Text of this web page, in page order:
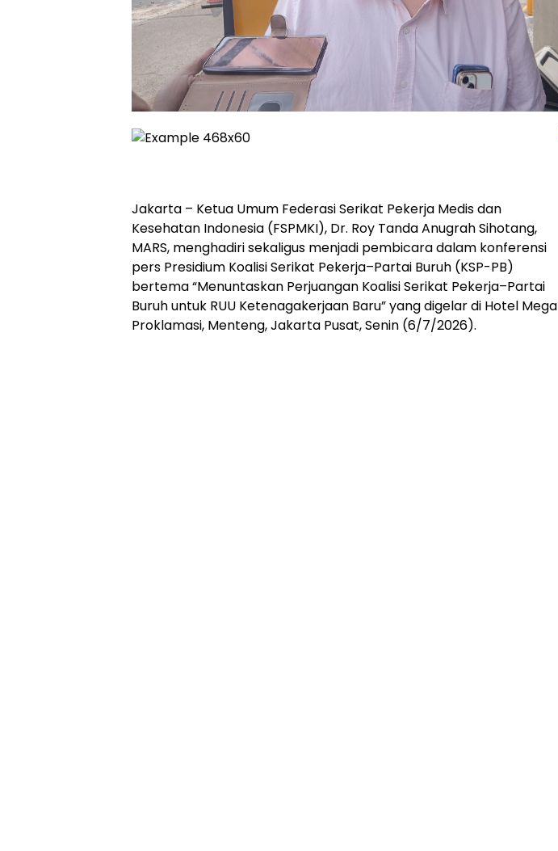
Jakarta – Ketua Umum Federasi Serikat Pekerja Medis dan
Kesehatan Indonesia (FSPMKI), Dr. Roy Tanda Anugrah Sihotang,
MARS, menghadiri sekaligus menjadi pembicara dalam konferensi
pers Presidium Koalisi Serikat Pekerja–Partai Buruh (KSP-PB)
bertema “Menuntaskan Perjuangan Koalisi Serikat Pekerja–Partai
Buruh untuk RUU Ketenagakerjaan Baru” yang digelar di Hotel Mega
Proklamasi, Menteng, Jakarta Pusat, Senin (6/7/2026).